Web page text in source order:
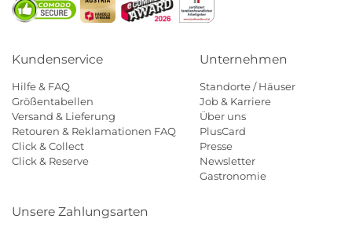
Kundenservice
Hilfe & FAQ
Größentabellen
Versand & Lieferung
Retouren & Reklamationen FAQ
Click & Collect
Click & Reserve
Unternehmen
Standorte / Häuser
Job & Karriere
Über uns
PlusCard
Presse
Newsletter
Gastronomie
Unsere Zahlungsarten